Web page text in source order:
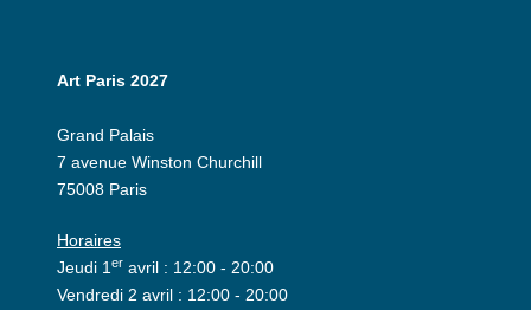
Art Paris 2027
Grand Palais
7 avenue Winston Churchill
75008 Paris
Horaires
Jeudi 1 er avril : 12:00 - 20:00
Vendredi 2 avril : 12:00 - 20:00